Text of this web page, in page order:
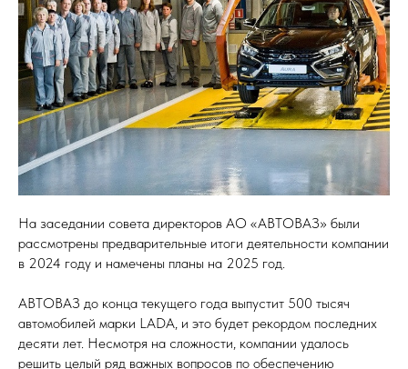
На заседании совета директоров АО «АВТОВАЗ» были
рассмотрены предварительные итоги деятельности компании
в 2024 году и намечены планы на 2025 год.
АВТОВАЗ до конца текущего года выпустит 500 тысяч
автомобилей марки LADA, и это будет рекордом последних
десяти лет. Несмотря на сложности, компании удалось
решить целый ряд важных вопросов по обеспечению